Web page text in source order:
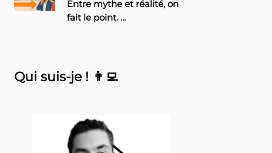
Entre mythe et réalité, on
fait le point. ...
Qui suis-je ! 👨‍💻